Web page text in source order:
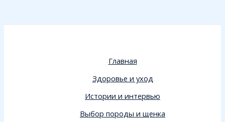
Главная
Здоровье и уход
Истории и интервью
Выбор породы и щенка